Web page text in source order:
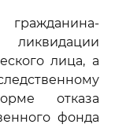
лица, а
отказа
фонда